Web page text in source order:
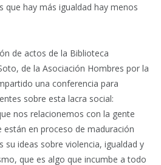
que hay más igualdad hay menos
de actos de la Biblioteca
de la Asociación Hombres por la
una conferencia para
sobre esta lacra social:
nos relacionemos con la gente
en proceso de maduración
su ideas sobre violencia, igualdad y
que es algo que incumbe a todo